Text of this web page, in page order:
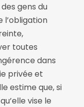
gens du
l’obligation
toutes
dans
privée et
estime que, si
vise le